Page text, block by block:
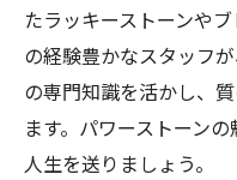
たラッキーストーンや
の経験豊かなスタッフ
の専門知識を活かし、
ます。パワーストーン
人生を送りましょう。